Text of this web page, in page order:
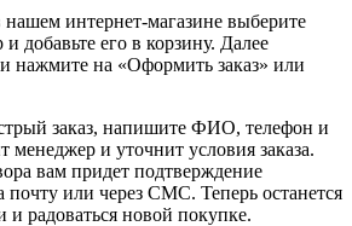
интернет-магазине выберите
добавьте его в корзину. Далее
нажмите на «Оформить заказ» или
заказ, напишите ФИО, телефон и
менеджер и уточнит условия заказа.
вам придет подтверждение
почту или через СМС. Теперь останется
и радоваться новой покупке.